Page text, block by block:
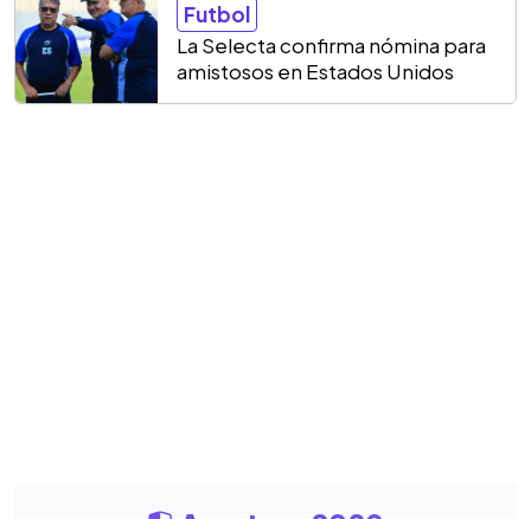
Futbol
La Selecta confirma nómina para
amistosos en Estados Unidos